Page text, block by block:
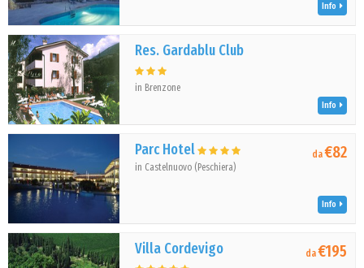
Info
Res. Gardablu Club
in Brenzone
Info
Parc Hotel
in Castelnuovo (Peschiera)
da€82
Info
Villa Cordevigo da€195